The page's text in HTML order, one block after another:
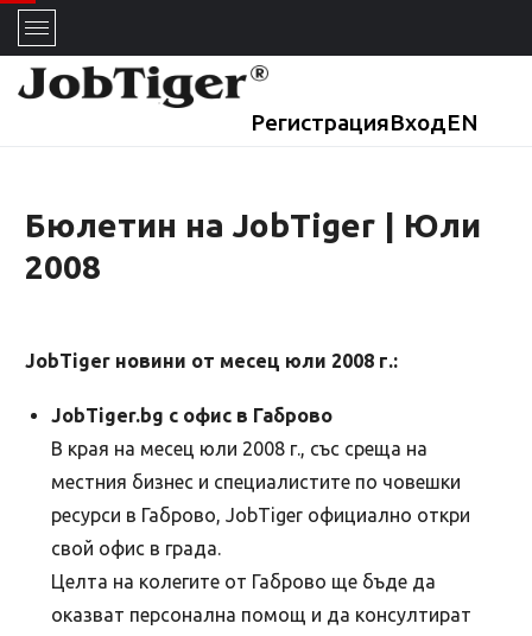
РегистрацияВходEN
Бюлетин на JobTiger | Юли
2008
JobTiger новини от месец юли 2008 г.:
JobTiger.bg с офис в Габрово
В края на месец юли 2008 г., със среща на
местния бизнес и специалистите по човешки
ресурси в Габрово, JobTiger официално откри
свой офис в града.
Целта на колегите от Габрово ще бъде да
оказват персонална помощ и да консултират